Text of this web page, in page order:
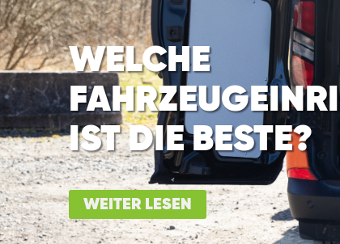
WELCHE
IST DIE BESTE?
WEITER LESEN